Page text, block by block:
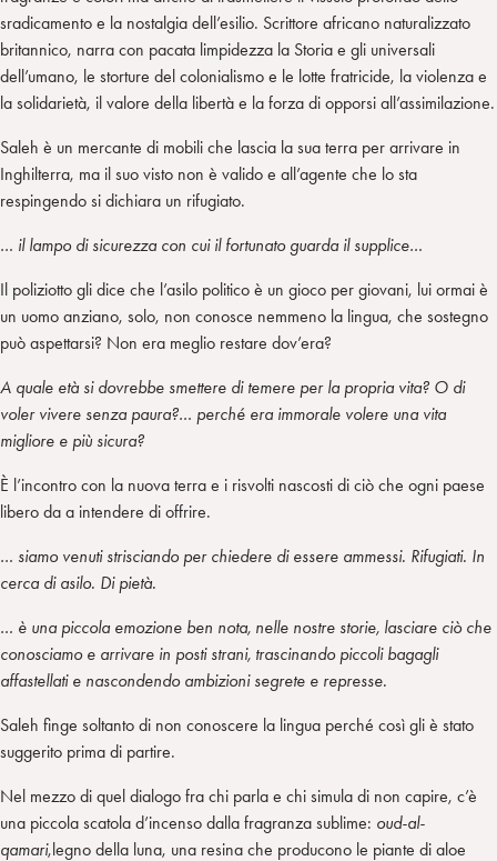
sradicamento e la nostalgia dell’esilio. Scrittore africano naturalizzato
britannico, narra con pacata limpidezza la Storia e gli universali
dell’umano, le storture del colonialismo e le lotte fratricide, la violenza e
la solidarietà, il valore della libertà e la forza di opporsi all’assimilazione.
Saleh è un mercante di mobili che lascia la sua terra per arrivare in
Inghilterra, ma il suo visto non è valido e all’agente che lo sta
respingendo si dichiara un rifugiato.
… il lampo di sicurezza con cui il fortunato guarda il supplice…
Il poliziotto gli dice che l’asilo politico è un gioco per giovani, lui ormai è
un uomo anziano, solo, non conosce nemmeno la lingua, che sostegno
può aspettarsi? Non era meglio restare dov’era?
A quale età si dovrebbe smettere di temere per la propria vita? O di
voler vivere senza paura?… perché era immorale volere una vita
migliore e più sicura?
È l’incontro con la nuova terra e i risvolti nascosti di ciò che ogni paese
libero da a intendere di offrire.
… siamo venuti strisciando per chiedere di essere ammessi. Rifugiati. In
cerca di asilo. Di pietà.
… è una piccola emozione ben nota, nelle nostre storie, lasciare ciò che
conosciamo e arrivare in posti strani, trascinando piccoli bagagli
affastellati e nascondendo ambizioni segrete e represse.
Saleh finge soltanto di non conoscere la lingua perché così gli è stato
suggerito prima di partire.
Nel mezzo di quel dialogo fra chi parla e chi simula di non capire, c’è
una piccola scatola d’incenso dalla fragranza sublime: oud-al-
qamari,legno della luna, una resina che producono le piante di aloe